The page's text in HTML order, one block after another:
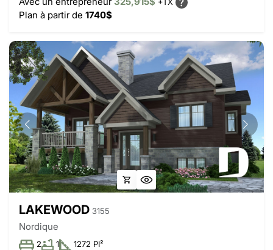
+TX
Plan à partir de 1740$
LAKEWOOD 3155
Nordique
2 1 1272 PI²